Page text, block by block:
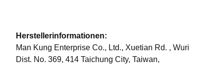
Herstellerinformationen:
Man Kung Enterprise Co., Ltd., Xuetian Rd. , Wuri
Dist. No. 369, 414 Taichung City, Taiwan,